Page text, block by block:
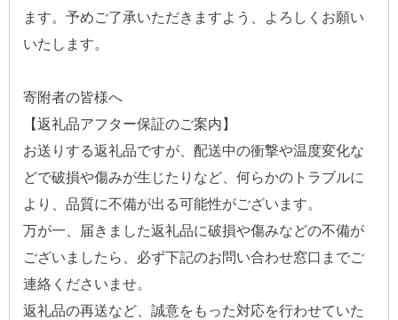
ます。予めご了承いただきますよう、よろしくお願い
いたします。
寄附者の皆様へ
【返礼品アフター保証のご案内】
お送りする返礼品ですが、配送中の衝撃や温度変化な
どで破損や傷みが生じたりなど、何らかのトラブルに
より、品質に不備が出る可能性がございます。
万が一、届きました返礼品に破損や傷みなどの不備が
ございましたら、必ず下記のお問い合わせ窓口までご
連絡くださいませ。
返礼品の再送など、誠意をもった対応を行わせていた